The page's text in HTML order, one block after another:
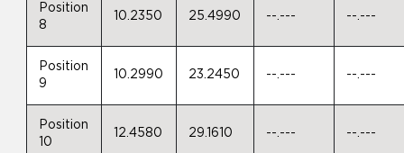
Position
8
10.2350 25.4990 --.--- --.---
Position
9
10.2990 23.2450 --.--- --.---
Position
10
12.4580 29.1610 --.--- --.---